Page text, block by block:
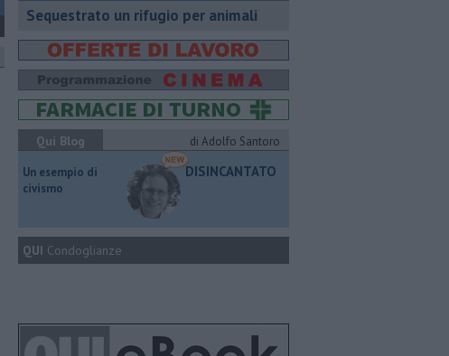
Sequestrato un rifugio per animali
Qui Blog
di Adolfo Santoro
​Un esempio di
civismo
DISINCANTATO
QUI Condoglianze